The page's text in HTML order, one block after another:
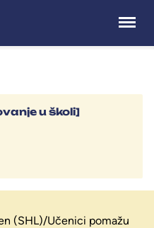
Menü
u školi]
(SHL)/Učenici pomažu